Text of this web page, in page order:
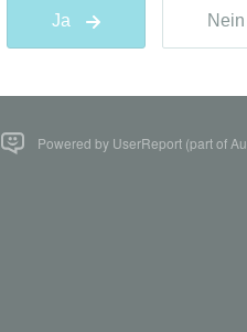
Powered by UserReport (part of